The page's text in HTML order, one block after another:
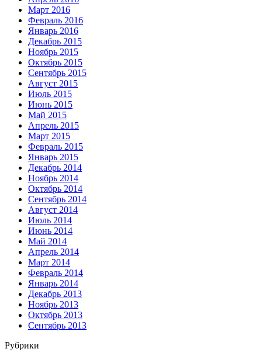
Март 2016
Февраль 2016
Январь 2016
Декабрь 2015
Ноябрь 2015
Октябрь 2015
Сентябрь 2015
Август 2015
Июль 2015
Июнь 2015
Май 2015
Апрель 2015
Март 2015
Февраль 2015
Январь 2015
Декабрь 2014
Ноябрь 2014
Октябрь 2014
Сентябрь 2014
Август 2014
Июль 2014
Июнь 2014
Май 2014
Апрель 2014
Март 2014
Февраль 2014
Январь 2014
Декабрь 2013
Ноябрь 2013
Октябрь 2013
Сентябрь 2013
Рубрики